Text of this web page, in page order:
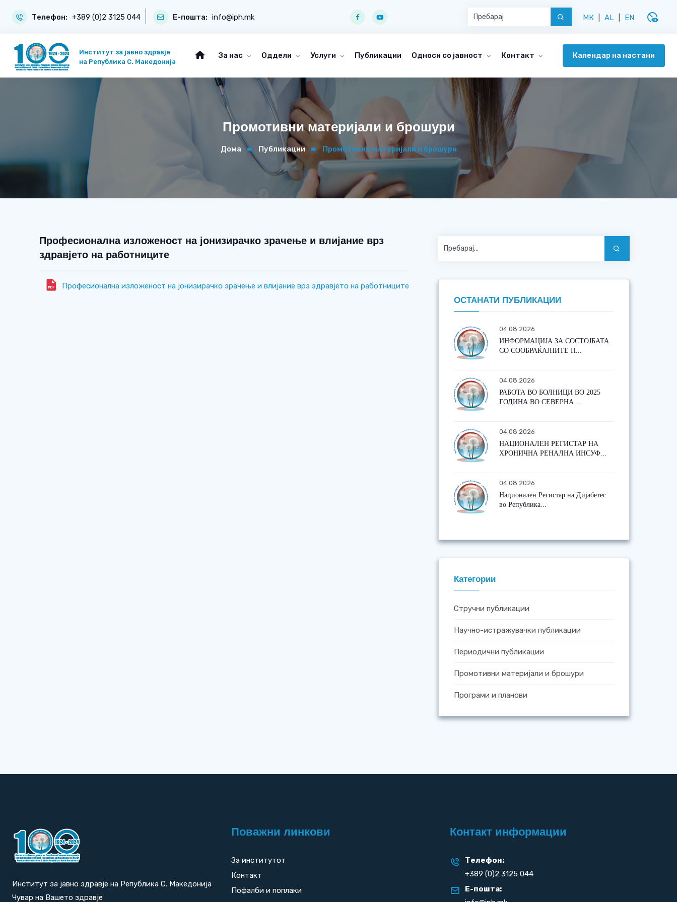
Телефон: +389 (0)2 3125 044 Е-пошта: info@iph.mk МК AL EN disabled_visible
Институт за јавно здравје
на Република С. Македонија
За нас Оддели Услуги Публикации Односи со јавност Контакт Календар на настани
Промотивни материјали и брошури
Дома Публикации Промотивни материјали и брошури
Професионална изложеност на јонизирачко зрачење и влијание врз
здравјето на работниците
Професионална изложеност на јонизирачко зрачење и влијание врз здравјето на работниците
ОСТАНАТИ ПУБЛИКАЦИИ
04.08.2026
ИНФОРМАЦИЈА ЗА СОСТОЈБАТА
СО СООБРАЌАЈНИТЕ П...
04.08.2026
РАБОТА ВО БОЛНИЦИ ВО 2025
ГОДИНА ВО СЕВЕРНА ...
04.08.2026
НАЦИОНАЛЕН РЕГИСТАР НА
ХРОНИЧНА РЕНАЛНА ИНСУФ...
04.08.2026
Национален Регистар на Дијабетес
во Република...
Категории
Стручни публикации
Научно-истражувачки публикации
Периодични публикации
Промотивни материјали и брошури
Програми и планови
Институт за јавно здравје на Република С. Македонија
Чувар на Вашето здравје
Поважни линкови
За институтот
Контакт
Пофалби и поплаки
Контакт информации
Телефон:
+389 (0)2 3125 044
Е-пошта: